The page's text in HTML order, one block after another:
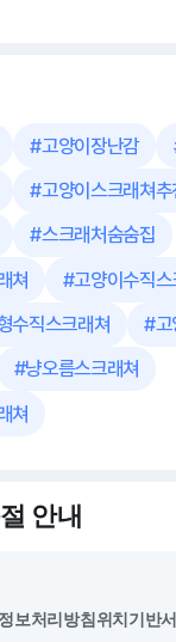
#고양이장난감
#고양이스크래쳐추
#스크래처숨숨집
쳐 #고양이수직
수직스크래쳐 #고
#냥오름스크래쳐
쳐
안내
보처리방침위치기반